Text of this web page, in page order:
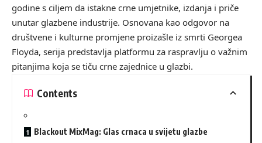
godine s ciljem da istakne crne umjetnike, izdanja i priče
unutar glazbene industrije. Osnovana kao odgovor na
društvene i kulturne promjene proizašle iz smrti Georgea
Floyda, serija predstavlja platformu za raspravlju o važnim
pitanjima koja se tiču crne zajednice u glazbi.
Contents
Blackout MixMag: Glas crnaca u svijetu glazbe